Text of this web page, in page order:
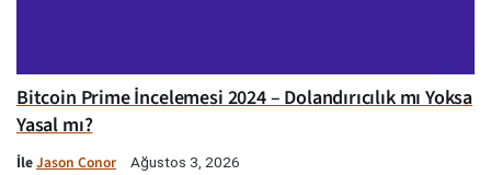
Bitcoin Prime İncelemesi 2024 – Dolandırıcılık mı Yoksa
Yasal mı?
İleJason Conor Ağustos 3, 2026